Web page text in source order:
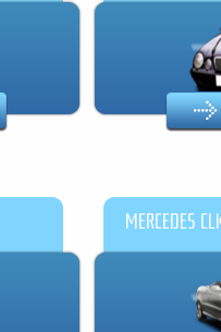
MERCEDES